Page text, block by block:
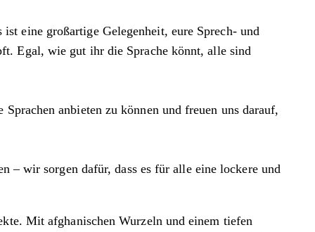
eine großartige Gelegenheit, eure Sprech- und
Egal, wie gut ihr die Sprache könnt, alle sind
anbieten zu können und freuen uns darauf,
– wir sorgen dafür, dass es für alle eine lockere und
Mit afghanischen Wurzeln und einem tiefen